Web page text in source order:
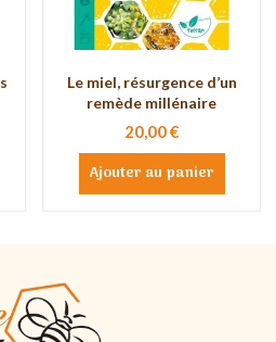
Le miel, résurgence d’un
remède millénaire
20,00 €
Ajouter au panier